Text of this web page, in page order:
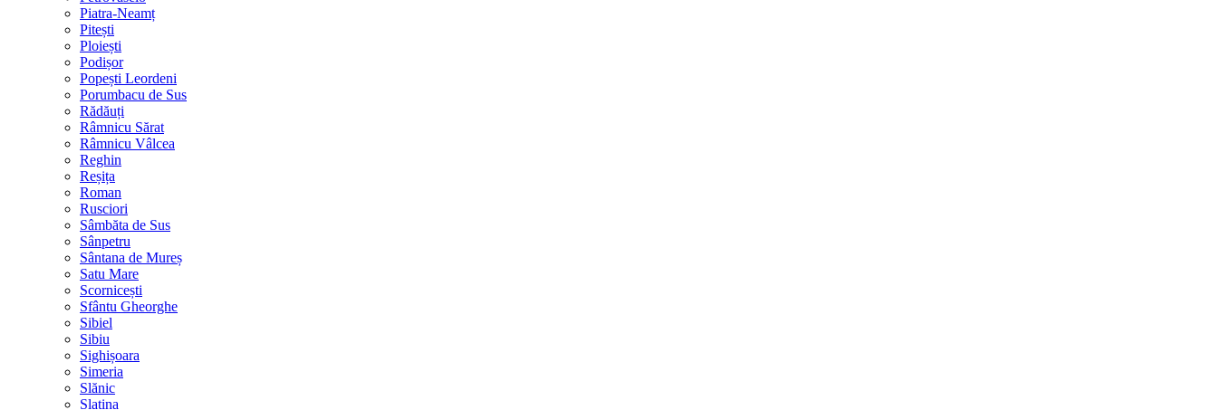
Piatra-Neamț
Pitești
Ploiești
Podișor
Popești Leordeni
Porumbacu de Sus
Rădăuți
Râmnicu Sărat
Râmnicu Vâlcea
Reghin
Reșița
Roman
Rusciori
Sâmbăta de Sus
Sânpetru
Sântana de Mureș
Satu Mare
Scornicești
Sfântu Gheorghe
Sibiel
Sibiu
Sighișoara
Simeria
Slănic
Slatina